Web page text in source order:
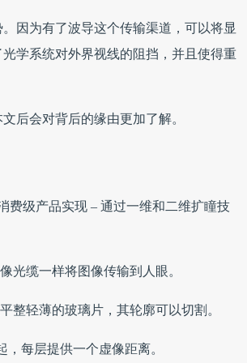
因为有了波导这个传输渠道，可以将显
学系统对外界视线的阻挡，并且使得重
后会对背后的缘由更加了解。
费级产品实现 – 通过一维和二维扩瞳技
光缆一样将图像传输到人眼。
整轻薄的玻璃片，其轮廓可以切割。
每层提供一个虚像距离。